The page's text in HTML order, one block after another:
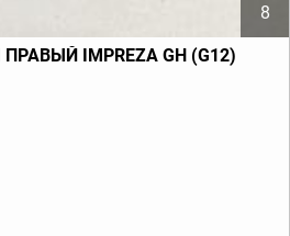
8
IMPREZA GH (G12)